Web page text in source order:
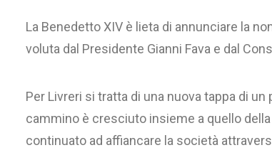
La Benedetto XIV è lieta di annunciare la
voluta dal Presidente Gianni Fava e dal
Per Livreri si tratta di una nuova tappa di
cammino è cresciuto insieme a quello
continuato ad affiancare la società